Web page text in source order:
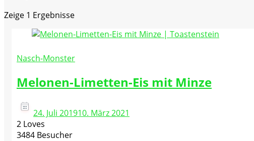
Zeige 1 Ergebnisse
Nasch-Monster
Melonen-Limetten-Eis mit Minze
24. Juli 201910. März 2021
2 Loves
3484 Besucher